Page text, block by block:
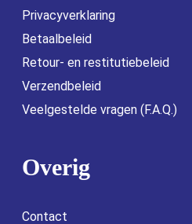
Privacyverklaring
Betaalbeleid
Retour- en restitutiebeleid
Verzendbeleid
Veelgestelde vragen (F.A.Q.)
Overig
Contact